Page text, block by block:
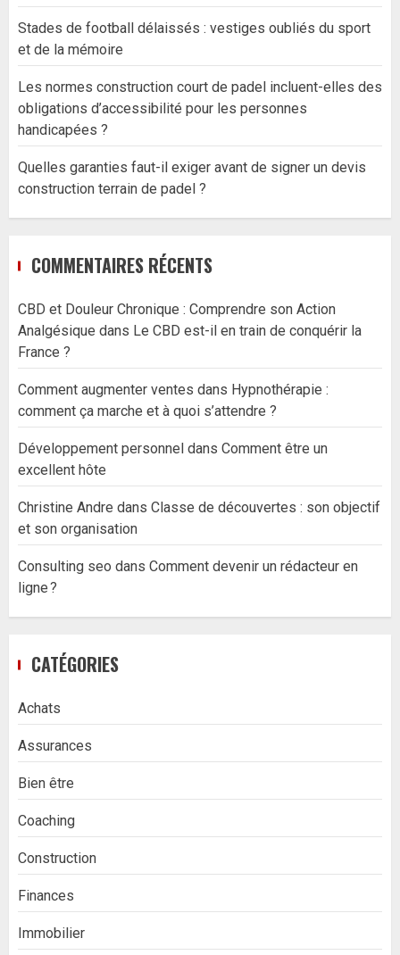
Stades de football délaissés : vestiges oubliés du sport
et de la mémoire
Les normes construction court de padel incluent-elles des
obligations d’accessibilité pour les personnes
handicapées ?
Quelles garanties faut-il exiger avant de signer un devis
construction terrain de padel ?
COMMENTAIRES RÉCENTS
CBD et Douleur Chronique : Comprendre son Action
Analgésique dans Le CBD est-il en train de conquérir la
France ?
Comment augmenter ventes dans Hypnothérapie :
comment ça marche et à quoi s’attendre ?
Développement personnel dans Comment être un
excellent hôte
Christine Andre dans Classe de découvertes : son objectif
et son organisation
Consulting seo dans Comment devenir un rédacteur en
ligne ?
CATÉGORIES
Achats
Assurances
Bien être
Coaching
Construction
Finances
Immobilier